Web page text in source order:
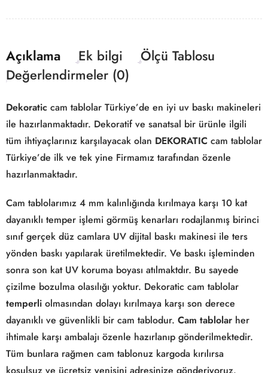
Açıklama Ek bilgi
Ölçü Tablosu
Değerlendirmeler (0)
Dekoratic cam tablolar Türkiye’de en iyi uv baskı makineleri
ile hazırlanmaktadır. Dekoratif ve sanatsal bir ürünle ilgili
tüm ihtiyaçlarınız karşılayacak olan DEKORATIC cam tablolar
Türkiye’de ilk ve tek yine Firmamız tarafından özenle
hazırlanmaktadır.
Cam tablolarımız 4 mm kalınlığında kırılmaya karşı 10 kat
dayanıklı temper işlemi görmüş kenarları rodajlanmış birinci
sınıf gerçek düz camlara UV dijital baskı makinesi ile ters
yönden baskı yapılarak üretilmektedir. Ve baskı işleminden
sonra son kat UV koruma boyası atılmaktdır. Bu sayede
çizilme bozulma olasılığı yoktur. Dekoratic cam tablolar
temperli olmasından dolayı kırılmaya karşı son derece
dayanıklı ve güvenlikli bir cam tablodur. Cam tablolar her
ihtimale karşı ambalajı özenle hazırlanıp gönderilmektedir.
Tüm bunlara rağmen cam tablonuz kargoda kırılırsa
koşulsuz ve ücretsiz yenisini adresinize gönderiyoruz.